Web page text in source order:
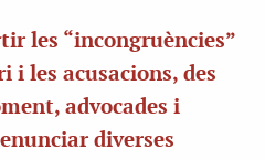
les “incongruències”
i les acusacions, des
advocades i
diverses